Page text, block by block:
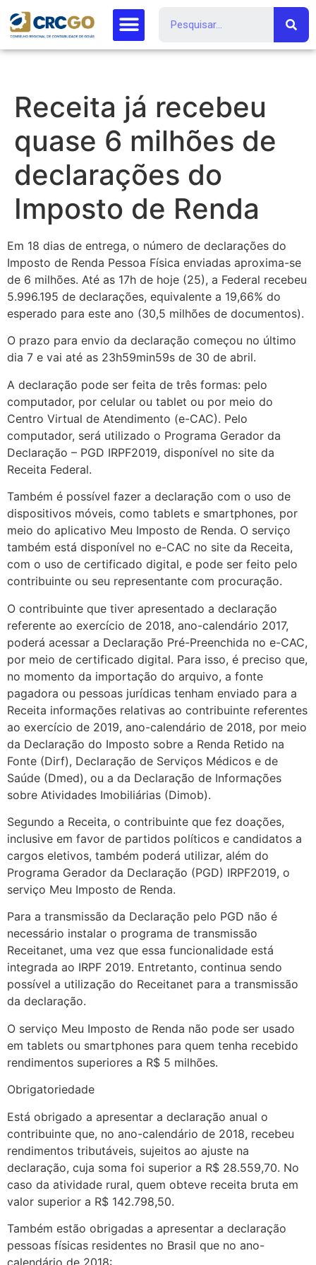
Receita já recebeu
quase 6 milhões de
declarações do
Imposto de Renda
Em 18 dias de entrega, o número de declarações do
Imposto de Renda Pessoa Física enviadas aproxima-se
de 6 milhões. Até as 17h de hoje (25), a Federal recebeu
5.996.195 de declarações, equivalente a 19,66% do
esperado para este ano (30,5 milhões de documentos).
O prazo para envio da declaração começou no último
dia 7 e vai até as 23h59min59s de 30 de abril.
A declaração pode ser feita de três formas: pelo
computador, por celular ou tablet ou por meio do
Centro Virtual de Atendimento (e-CAC). Pelo
computador, será utilizado o Programa Gerador da
Declaração – PGD IRPF2019, disponível no site da
Receita Federal.
Também é possível fazer a declaração com o uso de
dispositivos móveis, como tablets e smartphones, por
meio do aplicativo Meu Imposto de Renda. O serviço
também está disponível no e-CAC no site da Receita,
com o uso de certificado digital, e pode ser feito pelo
contribuinte ou seu representante com procuração.
O contribuinte que tiver apresentado a declaração
referente ao exercício de 2018, ano-calendário 2017,
poderá acessar a Declaração Pré-Preenchida no e-CAC,
por meio de certificado digital. Para isso, é preciso que,
no momento da importação do arquivo, a fonte
pagadora ou pessoas jurídicas tenham enviado para a
Receita informações relativas ao contribuinte referentes
ao exercício de 2019, ano-calendário de 2018, por meio
da Declaração do Imposto sobre a Renda Retido na
Fonte (Dirf), Declaração de Serviços Médicos e de
Saúde (Dmed), ou a da Declaração de Informações
sobre Atividades Imobiliárias (Dimob).
Segundo a Receita, o contribuinte que fez doações,
inclusive em favor de partidos políticos e candidatos a
cargos eletivos, também poderá utilizar, além do
Programa Gerador da Declaração (PGD) IRPF2019, o
serviço Meu Imposto de Renda.
Para a transmissão da Declaração pelo PGD não é
necessário instalar o programa de transmissão
Receitanet, uma vez que essa funcionalidade está
integrada ao IRPF 2019. Entretanto, continua sendo
possível a utilização do Receitanet para a transmissão
da declaração.
O serviço Meu Imposto de Renda não pode ser usado
em tablets ou smartphones para quem tenha recebido
rendimentos superiores a R$ 5 milhões.
Obrigatoriedade
Está obrigado a apresentar a declaração anual o
contribuinte que, no ano-calendário de 2018, recebeu
rendimentos tributáveis, sujeitos ao ajuste na
declaração, cuja soma foi superior a R$ 28.559,70. No
caso da atividade rural, quem obteve receita bruta em
valor superior a R$ 142.798,50.
Também estão obrigadas a apresentar a declaração
pessoas físicas residentes no Brasil que no ano-
calendário de 2018: